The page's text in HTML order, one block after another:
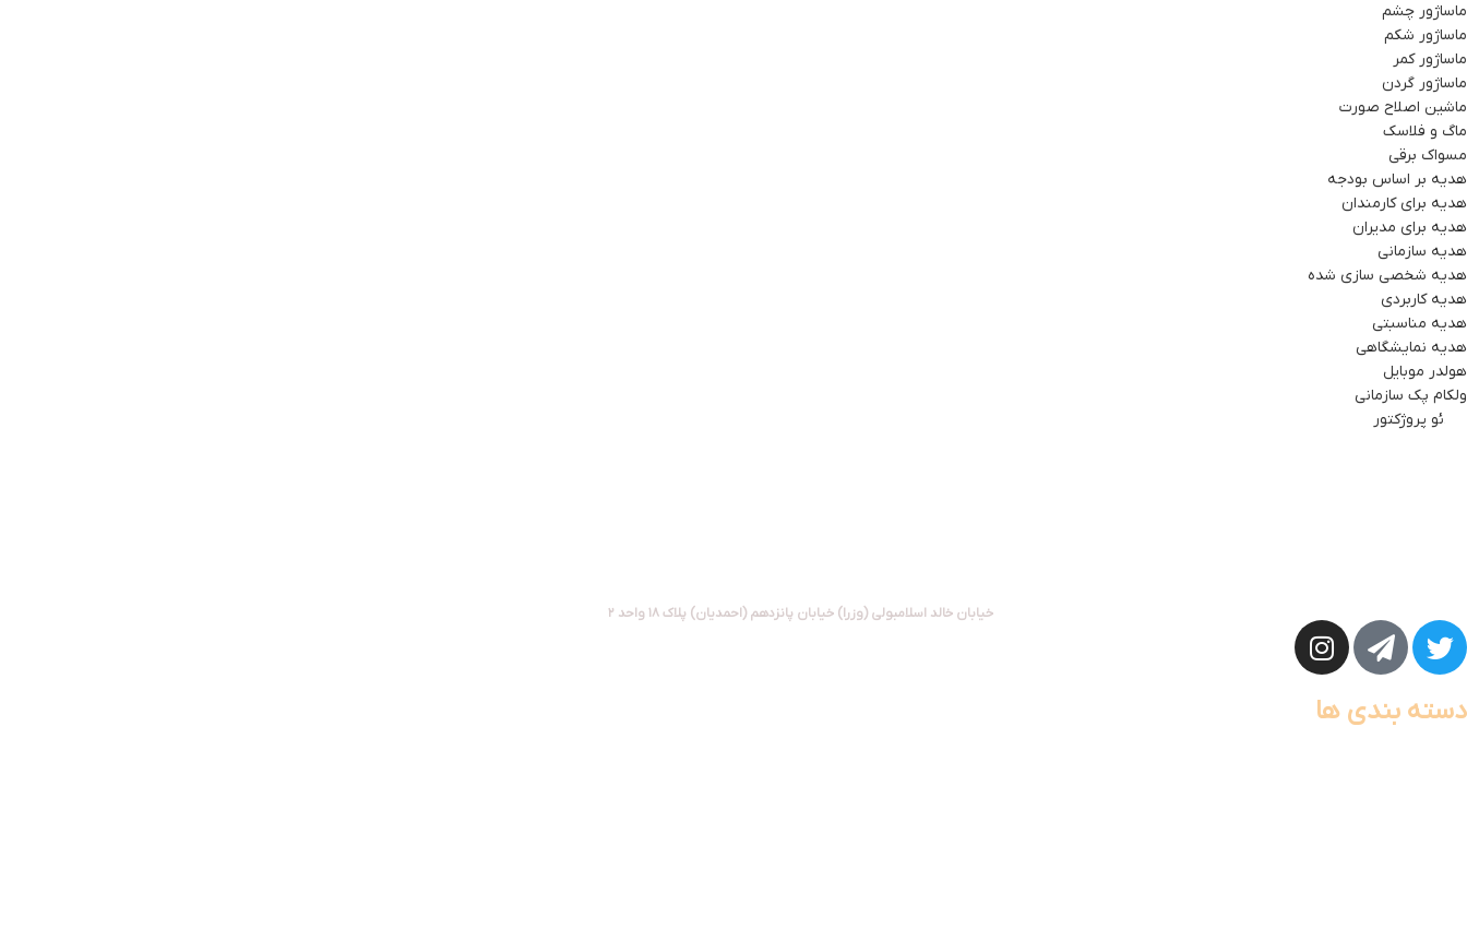
ماساژور چشم
ماساژور شکم
ماساژور کمر
ماساژور گردن
ماشین اصلاح صورت
ماگ و فلاسک
مسواک برقی
هدیه بر اساس بودجه
هدیه برای کارمندان
هدیه برای مدیران
هدیه سازمانی
هدیه شخصی سازی شده
هدیه کاربردی
هدیه مناسبتی
هدیه نمایشگاهی
هولدر موبایل
ولکام پک سازمانی
ویدئو پروژکتور
خیابان خالد اسلامبولی (وزرا) خیابان پانزدهم (احمدیان) پلاک ۱۸ واحد ۲
دسته بندی ها